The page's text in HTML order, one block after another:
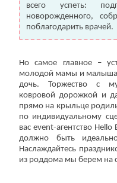
всего успеть:
новорожденного,
поблагодарить врачей.
Но самое главное –
молодой мамы и
дочь. Торжество с
ковровой дорожкой и
прямо на крыльце
по индивидуальному
вас event-агентство
должно быть
Наслаждайтесь
из роддома мы берем на